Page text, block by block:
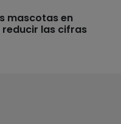
mascotas en
las cifras